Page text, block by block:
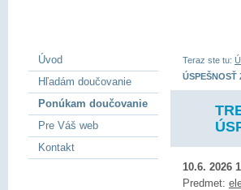
Teraz ste tu:
ÚSPEŠNOSŤ
10.6. 2026
Predmet:
Úvod
Hľadám doučovanie
Ponúkam doučovanie
Pre Váš web
Kontakt